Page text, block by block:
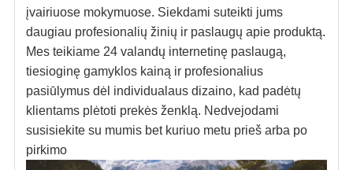
įvairiuose mokymuose. Siekdami suteikti jums
daugiau profesionalių žinių ir paslaugų apie produktą.
Mes teikiame 24 valandų internetinę paslaugą,
tiesioginę gamyklos kainą ir profesionalius
pasiūlymus dėl individualaus dizaino, kad padėtų
klientams plėtoti prekės ženklą. Nedvejodami
susisiekite su mumis bet kuriuo metu prieš arba po
pirkimo